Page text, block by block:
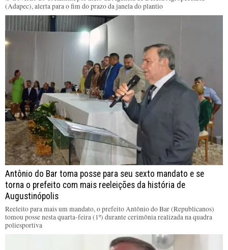
(Adapec), alerta para o fim do prazo da janela do plantio
Antônio do Bar toma posse para seu sexto mandato e se
torna o prefeito com mais reeleições da história de
Augustinópolis
Reeleito para mais um mandato, o prefeito Antônio do Bar (Republicanos)
tomou posse nesta quarta-feira (1º) durante cerimônia realizada na quadra
poliesportiva